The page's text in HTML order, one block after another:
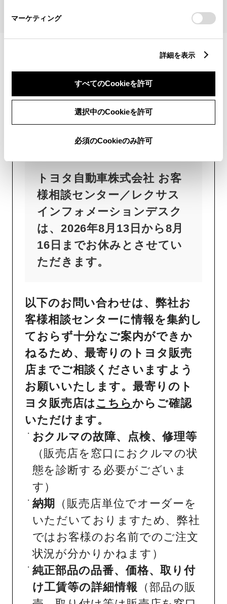
マーケティング
詳細を表示
すべてのCookieを許可
選択中のCookieを許可
必須のCookieのみ許可
トヨタ自動車株式会社 お客
様相談センター
トヨタ自動車株式会社 お客
様相談センター／レクサス
インフォメーションデスク
は、2026年8月13日から8月
16日までお休みとさせてい
ただきます。
以下のお問い合わせは、弊社お
客様相談センターに情報を集約し
ておらず十分なご案内ができか
ねるため、最寄りのトヨタ販売
店までご相談くださいますよう
お願いいたします。最寄りのト
ヨタ販売店は こちら からご確認
いただけます。
おクルマの故障、点検、修理等
（販売店を窓口におクルマの状
態を診断する必要がございま
す）
納期
（販売店単位でオーダーを
いただいておりますため、弊社
ではお客様のお名前でのご注文
状況が分かりかねます）
純正部品の品番、価格、取り付
け工賃等の詳細情報 （部品の販